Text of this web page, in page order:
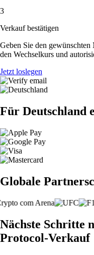
3
Verkauf bestätigen
Geben Sie den
den Wechselkurs und
Jetzt loslegen
Für Deutschland
Globale
Nächste Schritte
Protocol-Verkauf